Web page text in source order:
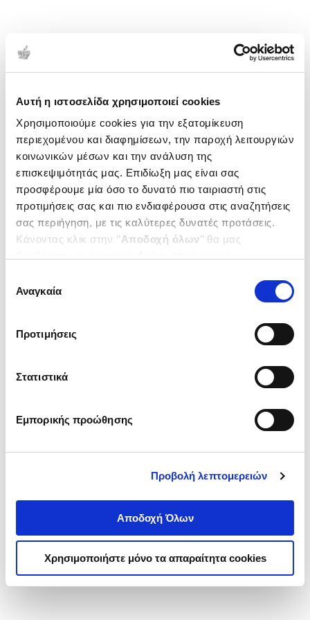
Αυτή η ιστοσελίδα χρησιμοποιεί cookies
Χρησιμοποιούμε cookies για την εξατομίκευση
περιεχομένου και διαφημίσεων, την παροχή λειτουργιών
κοινωνικών μέσων και την ανάλυση της
επισκεψιμότητάς μας. Επιδίωξη μας είναι σας
προσφέρουμε μία όσο το δυνατό πιο ταιριαστή στις
προτιμήσεις σας και πιο ενδιαφέρουσα στις αναζητήσεις
σας περιήγηση, με τις καλύτερες δυνατές προτάσεις.
Κάνοντας κλικ στην ‘’Αποδοχή όλων’’ θα μας
ενδιαφέρουν και να επιλέξετε από τα παρακάτω με την
΄΄και να ενημερωθείτε σχετικά με
συγκατάθεσης
Αναγκαία
Προτιμήσεις
Στατιστικά
Εμπορικής προώθησης
Προβολή λεπτομερειών
Αποδοχή Όλων
Χρησιμοποιήστε μόνο τα απαραίτητα cookies